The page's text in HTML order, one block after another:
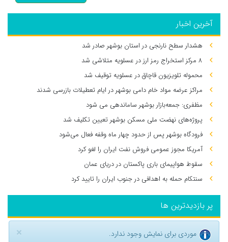
آخرین اخبار
هشدار سطح نارنجی در استان بوشهر صادر شد
۸ مرکز استخراج رمز ارز در عسلویه متلاشی شد
محموله تلویزیون قاچاق در عسلویه توقیف شد
مراکز عرضه مواد خام دامی بوشهر در ایام تعطیلات بازرسی شدند
مظفری: جمعه‌بازار بوشهر ساماندهی می‌ شود
پروژه‌های نهضت ملی مسکن بوشهر تعیین تکلیف شد
فرودگاه بوشهر پس از حدود چهار ماه وقفه فعال می‌شود
آمریکا مجوز عمومی فروش نفت ایران را لغو کرد
سقوط هواپیمای باری پاکستان در دریای عمان
سنتکام حمله به اهدافی در جنوب ایران را تایید کرد
پر بازدیدترین ها
× موردی برای نمایش وجود ندارد.